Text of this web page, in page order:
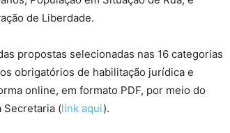
de Liberdade.
propostas selecionadas nas 16 categorias
obrigatórios de habilitação jurídica e
online, em formato PDF, por meio do
Secretaria (link aqui).